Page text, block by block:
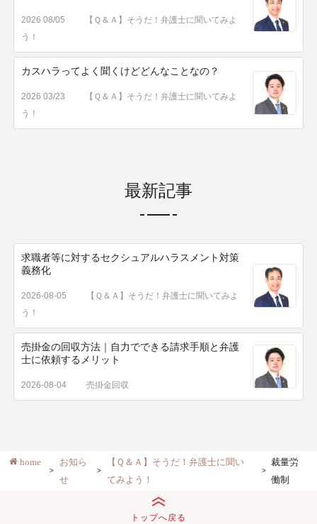
2026 08/05
【Ｑ＆Ａ】そうだ！弁護士に聞いてみよ
う！
カスハラってよく聞くけどどんなことなの？
2026 03/23
【Ｑ＆Ａ】そうだ！弁護士に聞いてみよ
う！
最新記事
求職者等に対するセクシュアルハラスメント対策
義務化
2026-08-05
【Ｑ＆Ａ】そうだ！弁護士に聞いてみよ
う！
売掛金の回収方法｜自力でできる請求手順と弁護
士に依頼するメリット
2026-08-04 売掛金回収
home
お知ら
せ
【Ｑ＆Ａ】そうだ！弁護士に聞い
てみよう！
裁量労
働制
トップへ戻る